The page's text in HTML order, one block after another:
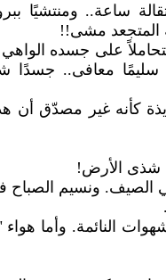
ساعة.. ومنتشيًا
المتجعد مشى!!
على جسده الواهي
معافى.. جسدًا
كأنه غير مصدّق أن
شذى الأرض!
الصيف. ونسيم
النائمة. وأما